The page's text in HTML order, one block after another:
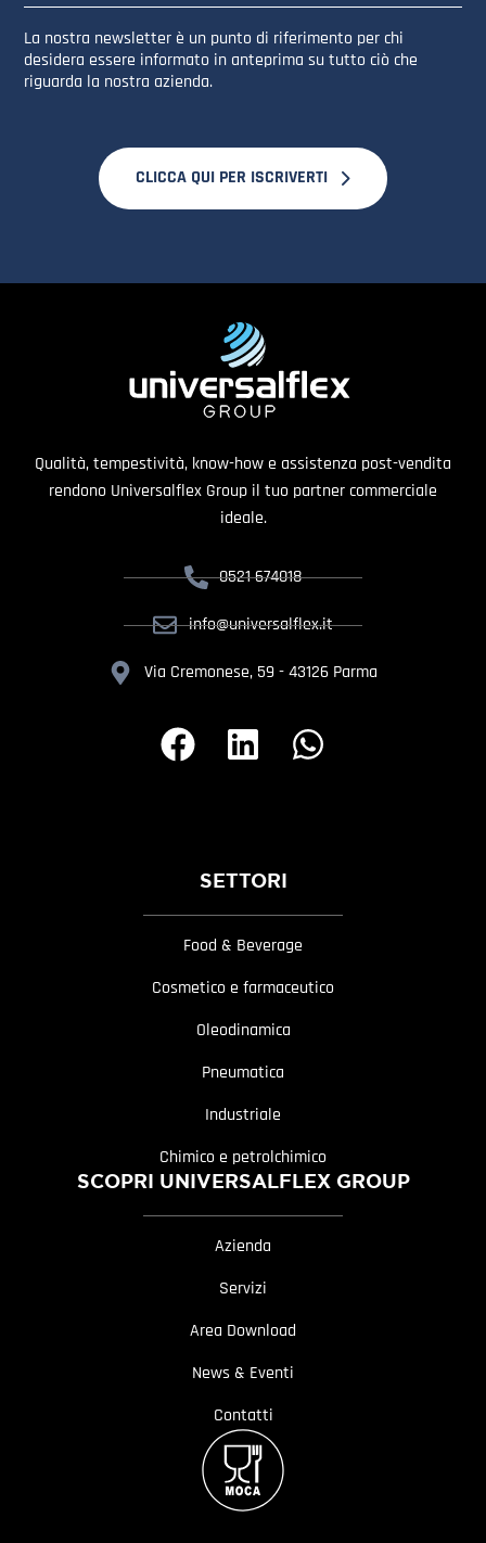
La nostra newsletter è un punto di riferimento per chi
desidera essere informato in anteprima su tutto ciò che
riguarda la nostra azienda.
CLICCA QUI PER ISCRIVERTI
Qualità, tempestività, know-how e assistenza post-vendita
rendono Universalflex Group il tuo partner commerciale
ideale.
0521 674018
info@universalflex.it
Via Cremonese, 59 - 43126 Parma
SETTORI
Food & Beverage
Cosmetico e farmaceutico
Oleodinamica
Pneumatica
Industriale
Chimico e petrolchimico
SCOPRI UNIVERSALFLEX GROUP
Azienda
Servizi
Area Download
News & Eventi
Contatti